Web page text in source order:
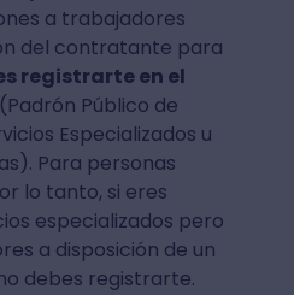
a trabajadores
del contratante para
registrarte en el
(Padrón Público de
Especializados u
Para personas
lo tanto, si eres
especializados pero
a disposición de un
debes registrarte.